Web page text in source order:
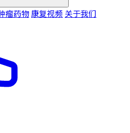
瘤药物康复视频 关于我们